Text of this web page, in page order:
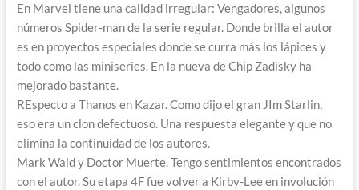
En Marvel tiene una calidad irregular: Vengadores, algunos
números Spider-man de la serie regular. Donde brilla el autor
es en proyectos especiales donde se curra más los lápices y
todo como las miniseries. En la nueva de Chip Zadisky ha
mejorado bastante.
REspecto a Thanos en Kazar. Como dijo el gran JIm Starlin,
eso era un clon defectuoso. Una respuesta elegante y que no
elimina la continuidad de los autores.
Mark Waid y Doctor Muerte. Tengo sentimientos encontrados
con el autor. Su etapa 4F fue volver a Kirby-Lee en involución